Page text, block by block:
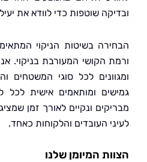
שוטפות כדי לוודא את יעילותו
בשיטות הניקוי המתאימות
הקושי המעורבת בניקוי. אנחנו
לכל סוגי המשטחים והחלונות
ומותאמים אישית לכל לקוח.
ונקיים לאורך זמן שמציגים נוף
העובדים והלקוחות כאחד.
המיומן שלנו